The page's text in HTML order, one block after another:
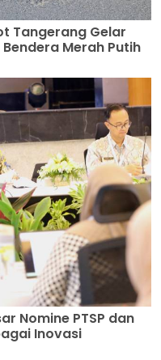
Tangerang Gelar
Merah Putih
Nomine PTSP dan
Inovasi